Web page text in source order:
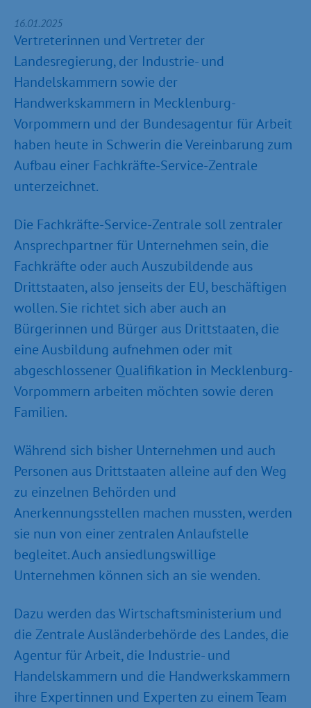
16.01.2025
Vertreterinnen und Vertreter der
Landesregierung, der Industrie- und
Handelskammern sowie der
Handwerkskammern in Mecklenburg-
Vorpommern und der Bundesagentur für Arbeit
haben heute in Schwerin die Vereinbarung zum
Aufbau einer Fachkräfte-Service-Zentrale
unterzeichnet.
Die Fachkräfte-Service-Zentrale soll zentraler
Ansprechpartner für Unternehmen sein, die
Fachkräfte oder auch Auszubildende aus
Drittstaaten, also jenseits der EU, beschäftigen
wollen. Sie richtet sich aber auch an
Bürgerinnen und Bürger aus Drittstaaten, die
eine Ausbildung aufnehmen oder mit
abgeschlossener Qualifikation in Mecklenburg-
Vorpommern arbeiten möchten sowie deren
Familien.
Während sich bisher Unternehmen und auch
Personen aus Drittstaaten alleine auf den Weg
zu einzelnen Behörden und
Anerkennungsstellen machen mussten, werden
sie nun von einer zentralen Anlaufstelle
begleitet. Auch ansiedlungswillige
Unternehmen können sich an sie wenden.
Dazu werden das Wirtschaftsministerium und
die Zentrale Ausländerbehörde des Landes, die
Agentur für Arbeit, die Industrie- und
Handelskammern und die Handwerkskammern
ihre Expertinnen und Experten zu einem Team